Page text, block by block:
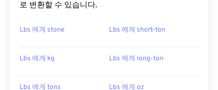
로 변환할 수 있습니다.
Lbs 에게 stone Lbs 에게 short-ton
Lbs 에게 kg Lbs 에게 long-ton
Lbs 에게 tons Lbs 에게 oz